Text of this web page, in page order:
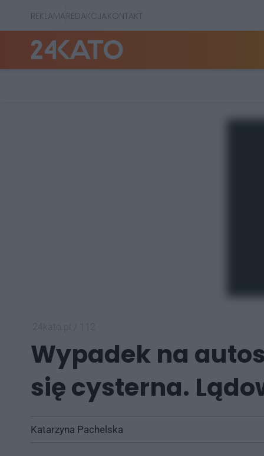
REKLAMAREDAKCJAKONTAKT
Wypadek na
się cysterna.
Katarzyna Pachelska